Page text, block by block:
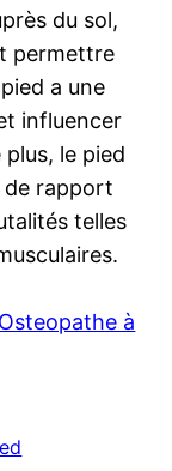
du sol,
permettre
a une
influencer
le pied
de rapport
telles
Osteopathe à